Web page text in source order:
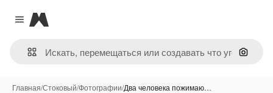
Close menu
Magnific
Поиск
Главная/Стоковый/Фотографии/Два человека пожимаю…